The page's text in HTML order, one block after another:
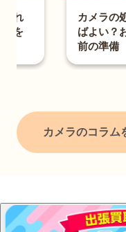
すれ
売却
カメラを
情報漏え
るコツ
カメラのコラム